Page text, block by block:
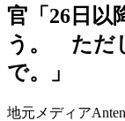
官「26日以
う。 ただ
で。」
地元メディア